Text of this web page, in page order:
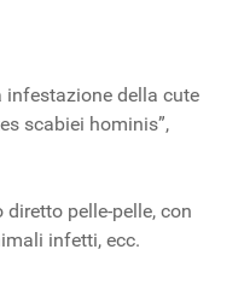
infestazione della cute
scabiei hominis”,
pelle-pelle, con
infetti, ecc.